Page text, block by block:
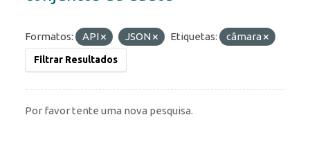
Formatos: API JSON Etiquetas: câmara
Filtrar Resultados
Por favor tente uma nova pesquisa.